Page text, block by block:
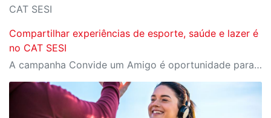
CAT SESI
Compartilhar experiências de esporte, saúde e lazer é
no CAT SESI
A campanha Convide um Amigo é oportunidade para reunir amigos para aproveitar juntos toda estrutura da unidade SESI-SP mais próxima. Os benefícios para clientes e convidados estão no regulamento